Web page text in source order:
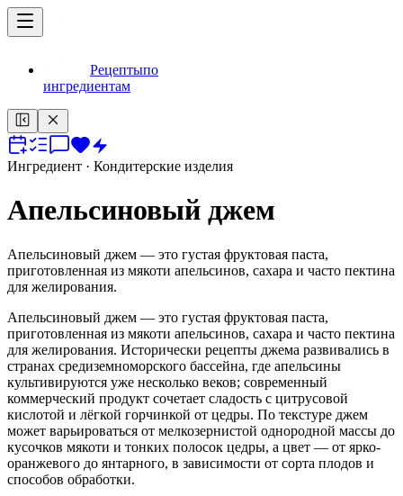
Рецептыпо
ингредиентам
Ингредиент · Кондитерские изделия
Апельсиновый джем
Апельсиновый джем — это густая фруктовая паста,
приготовленная из мякоти апельсинов, сахара и часто пектина
для желирования.
Апельсиновый джем — это густая фруктовая паста,
приготовленная из мякоти апельсинов, сахара и часто пектина
для желирования. Исторически рецепты джема развивались в
странах средиземноморского бассейна, где апельсины
культивируются уже несколько веков; современный
коммерческий продукт сочетает сладость с цитрусовой
кислотой и лёгкой горчинкой от цедры. По текстуре джем
может варьироваться от мелкозернистой однородной массы до
кусочков мякоти и тонких полосок цедры, а цвет — от ярко-
оранжевого до янтарного, в зависимости от сорта плодов и
способов обработки.